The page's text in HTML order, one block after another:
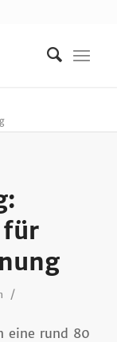
/
eine rund 80